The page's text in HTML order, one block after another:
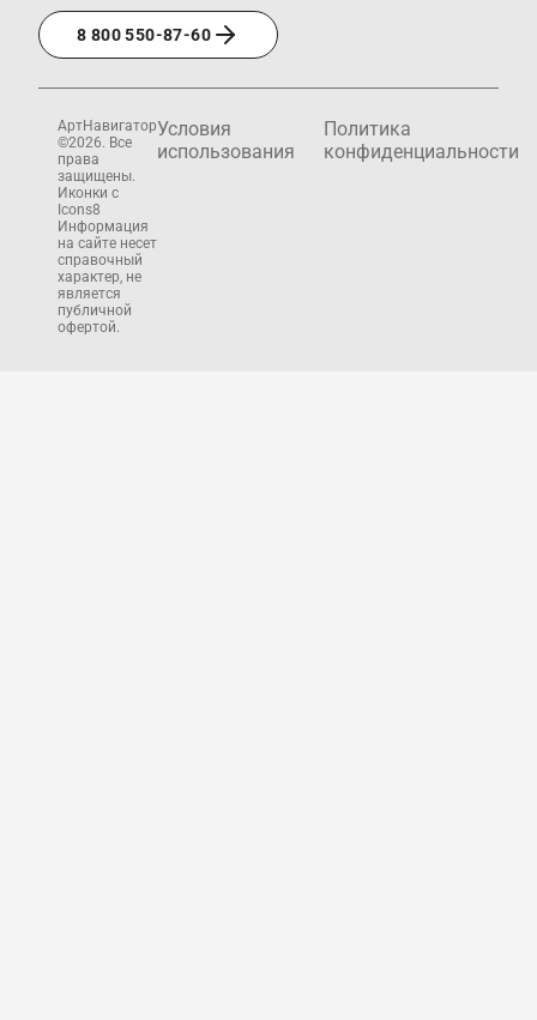
8 800 550-87-60
АртНавигатор
©2026. Все
права
защищены.
Иконки с
Icons8
Информация
на сайте несет
справочный
характер, не
является
публичной
офертой.
Условия
использования
Политика
конфиденциальности